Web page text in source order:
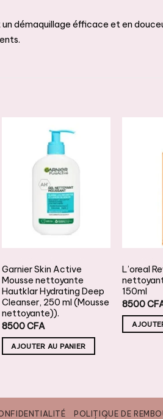
démaquillage éfficace et en
AJOUTER
À LA
LISTE DE
SOUHAITS
Garnier Skin Active
Mousse nettoyante
Hautklar Hydrating Deep
Cleanser, 250 ml (Mousse
nettoyante)).
8500CFA
AJOUTER AU PANIER
L’oreal
150ml
8500
POLITIQUE DE